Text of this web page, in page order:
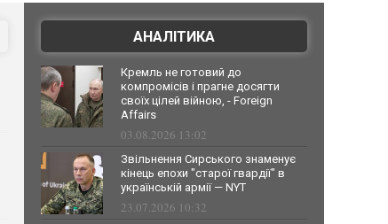
АНАЛІТИКА
Кремль не готовий до
компромісів і прагне досягти
своїх цілей війною, - Foreign
Affairs
03.08.2026 13:02
Звільнення Сирського знаменує
кінець епохи "старої гвардії" в
українській армії — NYT
23.07.2026 10:32